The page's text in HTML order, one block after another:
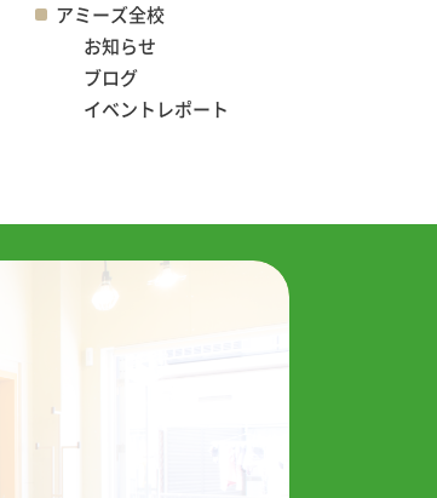
アミーズ全校
お知らせ
ブログ
イベントレポート